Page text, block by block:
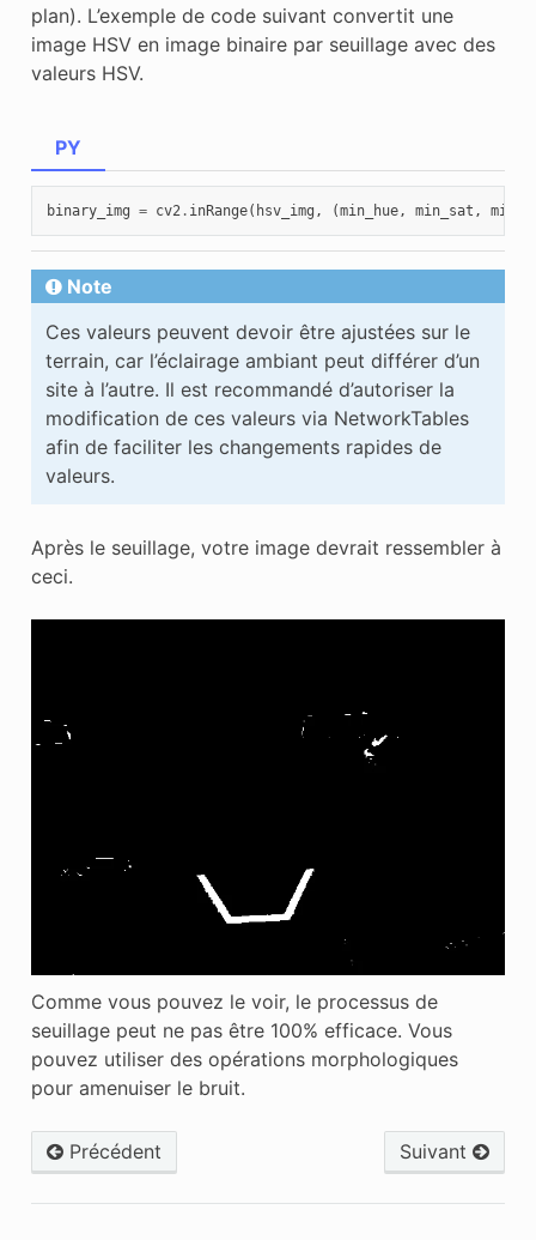
plan). L’exemple de code suivant convertit une
image HSV en image binaire par seuillage avec des
valeurs HSV.
PY
binary_img = cv2. inRange( hsv_img , (min_hue, min_sat ,
Note
Ces valeurs peuvent devoir être ajustées sur le
terrain, car l’éclairage ambiant peut différer d’un
site à l’autre. Il est recommandé d’autoriser la
modification de ces valeurs via NetworkTables
afin de faciliter les changements rapides de
valeurs.
Après le seuillage, votre image devrait ressembler à
ceci.
Comme vous pouvez le voir, le processus de
seuillage peut ne pas être 100% efficace. Vous
pouvez utiliser des opérations morphologiques
pour amenuiser le bruit.
Précédent Suivant